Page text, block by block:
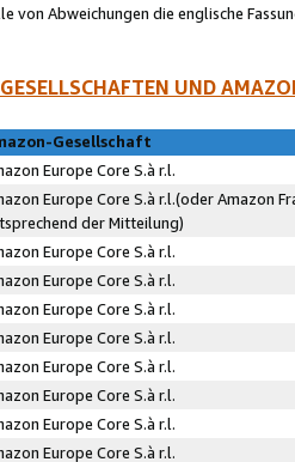
von Abweichungen die englische
UND
Gesellschaft
Europe Core S.à r.l.
Europe Core S.à r.l.(oder Amazon
der Mitteilung)
Europe Core S.à r.l.
Europe Core S.à r.l.
Europe Core S.à r.l.
Europe Core S.à r.l.
Europe Core S.à r.l.
Europe Core S.à r.l.
Europe Core S.à r.l.
Europe Core S.à r.l.